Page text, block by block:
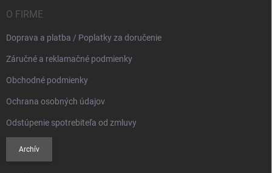
O FIRME
Doprava a platba / Poplatky za doručenie
Záručné a reklamačné podmienky
Obchodné podmienky
Ochrana osobných údajov
Odstúpenie spotrebiteľa od zmluvy
Archív